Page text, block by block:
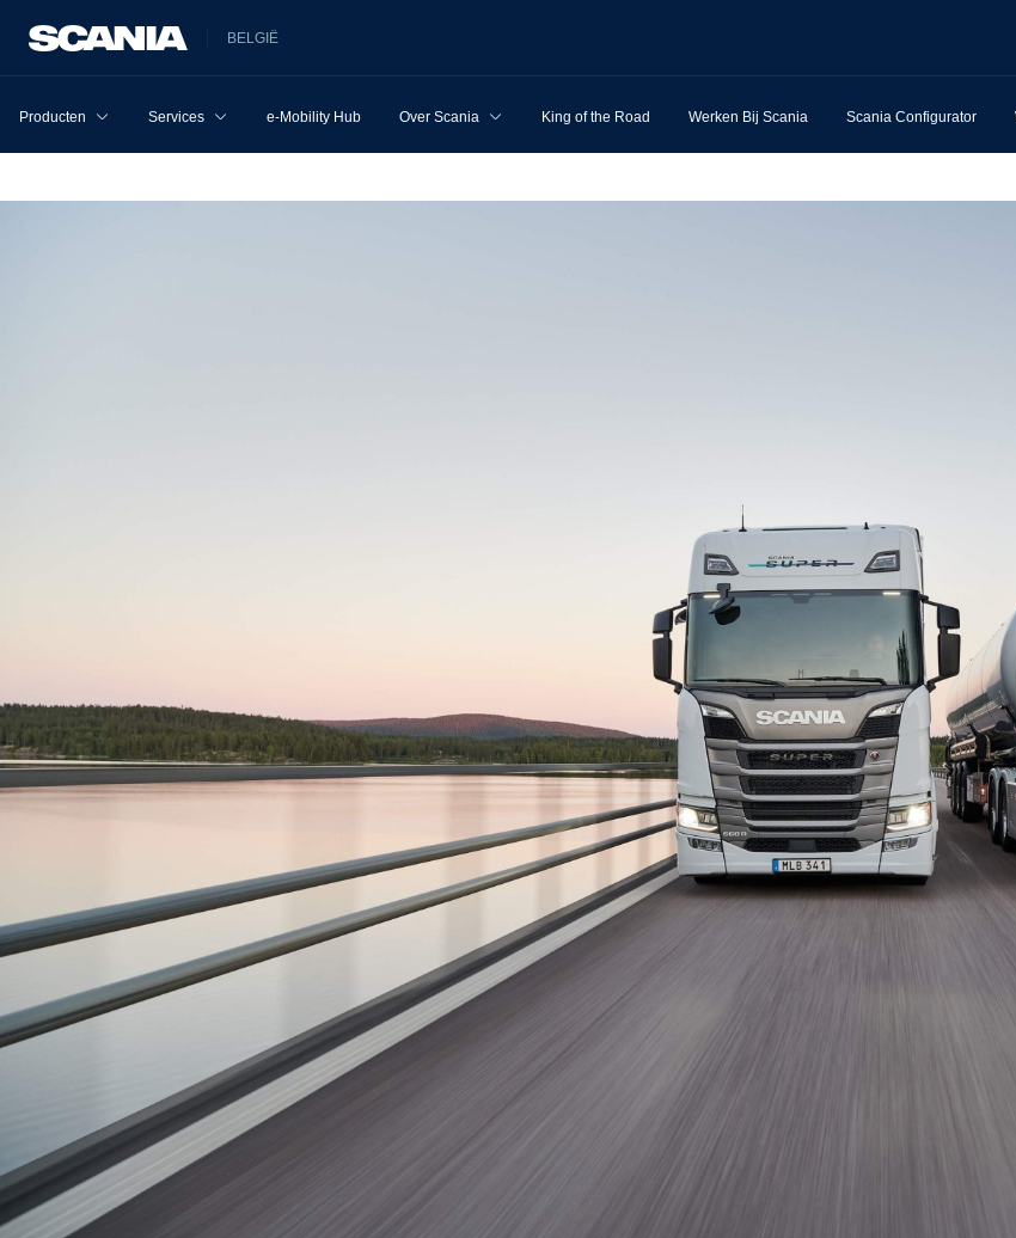
BELGIË
Producten Services e-Mobility Hub Over Scania King of the Road Werken Bij Scania Scania Configurator